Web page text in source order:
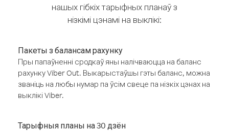
нашых гібкіх тарыфных планаў з
нізкімі цэнамі на выклікі:
Пакеты з балансам рахунку
Пры папаўненні сродкаў яны налічваюцца на баланс
рахунку Viber Out. Выкарыстаўшы гэты баланс, можна
званіць на любы нумар па ўсім свеце па нізкіх цэнах на
выклікі Viber.
Тарыфныя планы на 30 дзён